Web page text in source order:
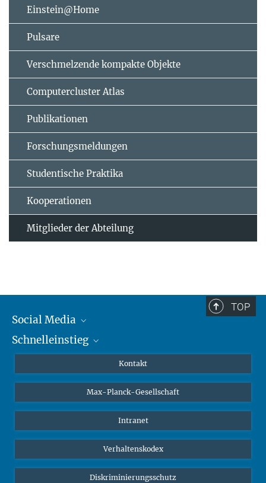
Einstein@Home
Pulsare
Verschmelzende kompakte Objekte
Computercluster Atlas
Publikationen
Forschungsmeldungen
Studentische Praktika
Kooperationen
Mitglieder der Abteilung
TOP
Social Media
Mastodon
Schnelleinstieg
Studierende
Schüler*innen
Öffentlichkeit
Alumnae | Alumni
Kontakt
Max-Planck-Gesellschaft
Intranet
Verhaltenskodex
Diskriminierungsschutz